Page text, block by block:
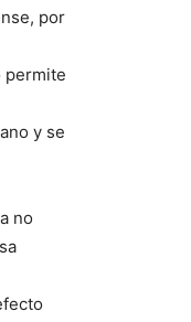
por
permite
y se
no